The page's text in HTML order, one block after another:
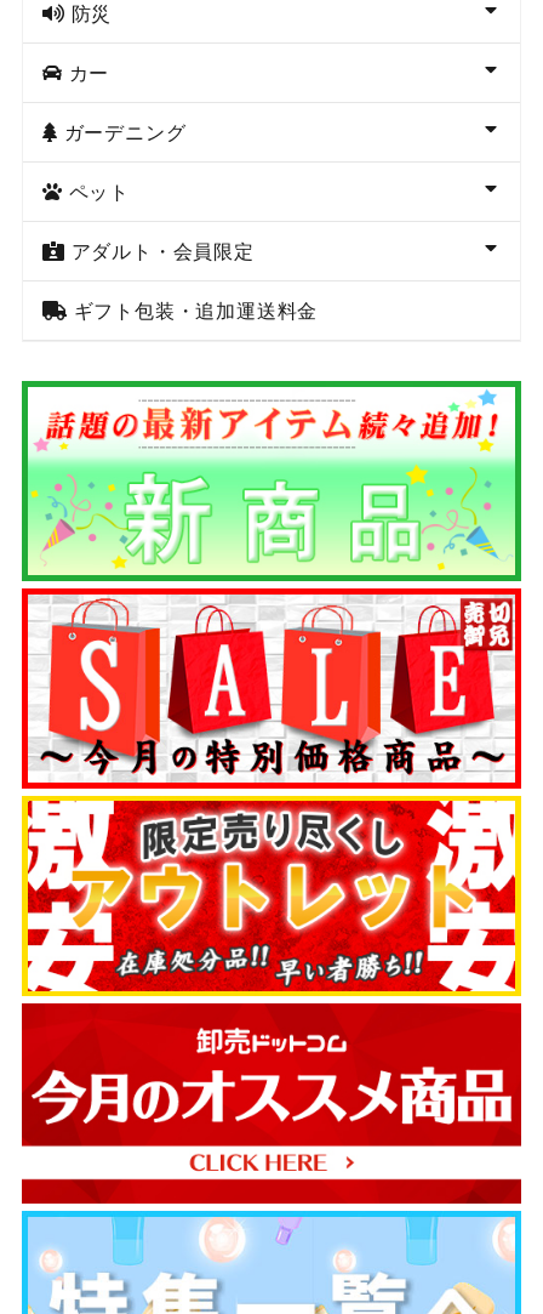
防災
カー
ガーデニング
ペット
アダルト・会員限定
ギフト包装・追加運送料金